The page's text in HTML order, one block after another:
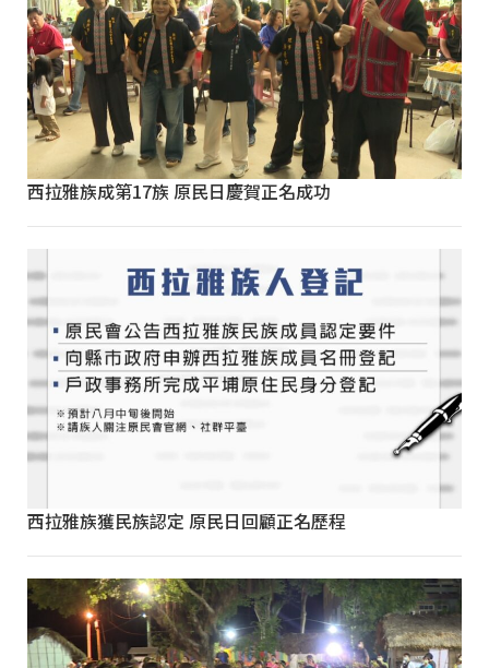
西拉雅族成第17族 原民日慶賀正名成功
西拉雅族獲民族認定 原民日回顧正名歷程